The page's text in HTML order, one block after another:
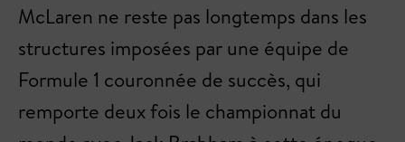
McLaren ne reste pas longtemps dans les
structures imposées par une équipe de
Formule 1 couronnée de succès, qui
remporte deux fois le championnat du